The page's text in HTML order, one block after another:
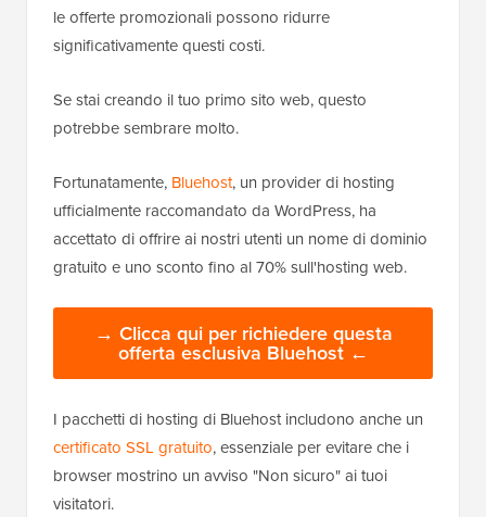
le offerte promozionali possono ridurre
significativamente questi costi.
Se stai creando il tuo primo sito web, questo
potrebbe sembrare molto.
Fortunatamente, Bluehost, un provider di hosting
ufficialmente raccomandato da WordPress, ha
accettato di offrire ai nostri utenti un nome di dominio
gratuito e uno sconto fino al 70% sull'hosting web.
→ Clicca qui per richiedere questa
offerta esclusiva Bluehost ←
I pacchetti di hosting di Bluehost includono anche un
certificato SSL gratuito, essenziale per evitare che i
browser mostrino un avviso "Non sicuro" ai tuoi
visitatori.